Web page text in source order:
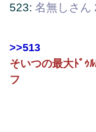
523: 名無しさん
>>513
そいつの最大ﾄﾞｩ
フ